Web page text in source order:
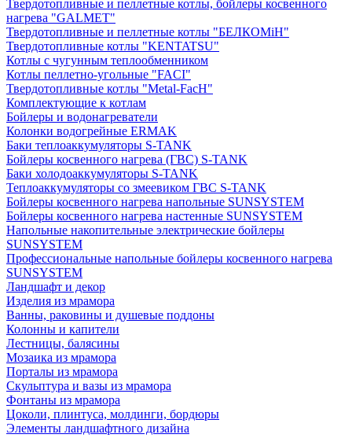
Твердотопливные и пеллетные котлы, бойлеры косвенного
нагрева "GALMET"
Твердотопливные и пеллетные котлы "БЕЛКОМiН"
Твердотопливные котлы "KENTATSU"
Котлы с чугунным теплообменником
Котлы пеллетно-угольные "FACI"
Твердотопливные котлы "Metal-FacH"
Комплектующие к котлам
Бойлеры и водонагреватели
Колонки водогрейные ERMAK
Баки теплоаккумуляторы S-TANK
Бойлеры косвенного нагрева (ГВС) S-TANK
Баки холодоаккумуляторы S-TANK
Теплоаккумуляторы со змеевиком ГВС S-TANK
Бойлеры косвенного нагрева напольные SUNSYSTEM
Бойлеры косвенного нагрева настенные SUNSYSTEM
Напольные накопительные электрические бойлеры
SUNSYSTEM
Профессиональные напольные бойлеры косвенного нагрева
SUNSYSTEM
Ландшафт и декор
Изделия из мрамора
Ванны, раковины и душевые поддоны
Колонны и капители
Лестницы, балясины
Мозаика из мрамора
Порталы из мрамора
Скульптура и вазы из мрамора
Фонтаны из мрамора
Цоколи, плинтуса, молдинги, бордюры
Элементы ландшафтного дизайна